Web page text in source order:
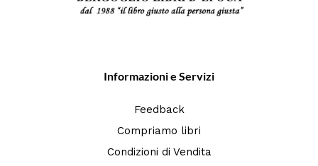
Informazioni e Servizi
Feedback
Compriamo libri
Condizioni di Vendita